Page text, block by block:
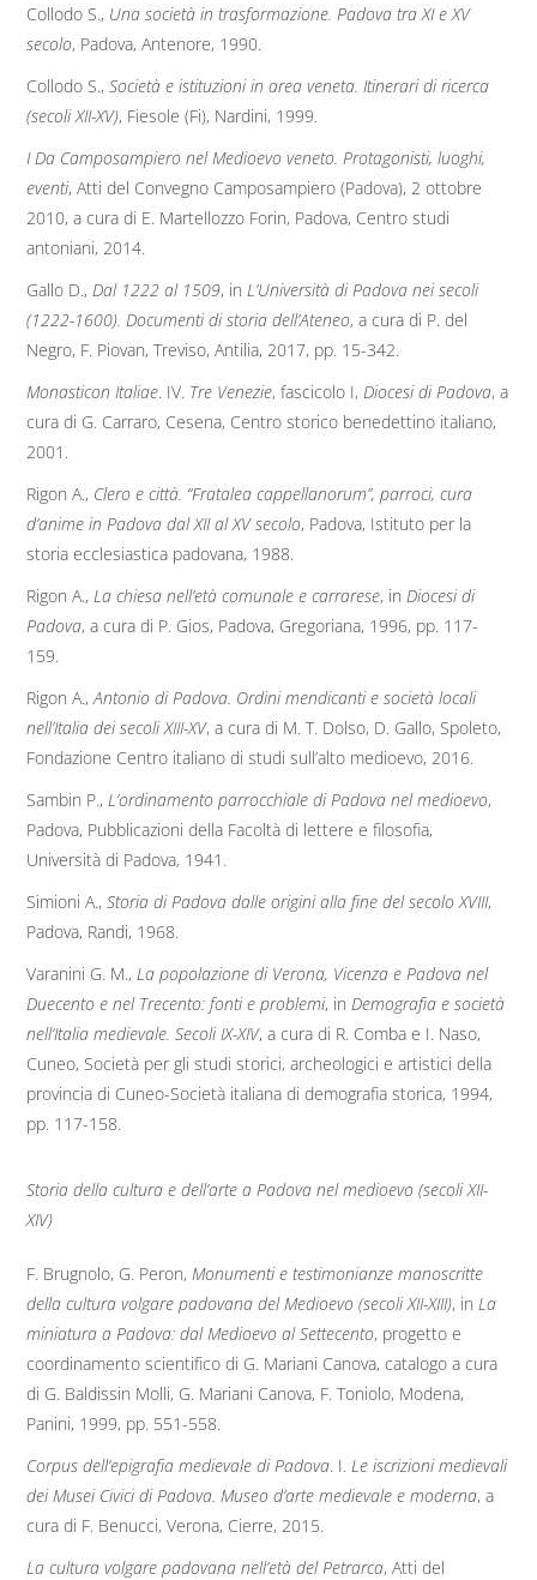
Collodo S., Una società in trasformazione. Padova tra XI e XV
secolo, Padova, Antenore, 1990.
Collodo S., Società e istituzioni in area veneta. Itinerari di ricerca
(secoli XII-XV), Fiesole (Fi), Nardini, 1999.
I Da Camposampiero nel Medioevo veneto. Protagonisti, luoghi,
eventi, Atti del Convegno Camposampiero (Padova), 2 ottobre
2010, a cura di E. Martellozzo Forin, Padova, Centro studi
antoniani, 2014.
Gallo D., Dal 1222 al 1509, in L’Università di Padova nei secoli
(1222-1600). Documenti di storia dell’Ateneo, a cura di P. del
Negro, F. Piovan, Treviso, Antilia, 2017, pp. 15-342.
Monasticon Italiae. IV. Tre Venezie, fascicolo I, Diocesi di Padova, a
cura di G. Carraro, Cesena, Centro storico benedettino italiano,
2001.
Rigon A., Clero e città. “Fratalea cappellanorum”, parroci, cura
d’anime in Padova dal XII al XV secolo, Padova, Istituto per la
storia ecclesiastica padovana, 1988.
Rigon A., La chiesa nell’età comunale e carrarese, in Diocesi di
Padova, a cura di P. Gios, Padova, Gregoriana, 1996, pp. 117-
159.
Rigon A.,Antonio di Padova. Ordini mendicanti e società locali
nell’Italia dei secoli XIII-XV, a cura di M. T. Dolso, D. Gallo, Spoleto,
Fondazione Centro italiano di studi sull’alto medioevo, 2016.
Sambin P., L’ordinamento parrocchiale di Padova nel medioevo,
Padova, Pubblicazioni della Facoltà di lettere e filosofia,
Università di Padova, 1941.
Simioni A., Storia di Padova dalle origini alla fine del secolo XVIII,
Padova, Randi, 1968.
Varanini G. M., La popolazione di Verona, Vicenza e Padova nel
Duecento e nel Trecento: fonti e problemi, in Demografia e società
nell’Italia medievale. Secoli IX-XIV, a cura di R. Comba e I. Naso,
Cuneo, Società per gli studi storici, archeologici e artistici della
provincia di Cuneo-Società italiana di demografia storica, 1994,
pp. 117-158.
Storia della cultura e dell’arte a Padova nel medioevo (secoli XII-
XIV)
F. Brugnolo, G. Peron, Monumenti e testimonianze manoscritte
della cultura volgare padovana del Medioevo (secoli XII-XIII), in La
miniatura a Padova: dal Medioevo al Settecento, progetto e
coordinamento scientifico di G. Mariani Canova, catalogo a cura
di G. Baldissin Molli, G. Mariani Canova, F. Toniolo, Modena,
Panini, 1999, pp. 551-558.
Corpus dell’epigrafia medievale di Padova. I. Le iscrizioni medievali
dei Musei Civici di Padova. Museo d’arte medievale e moderna, a
cura di F. Benucci, Verona, Cierre, 2015.
La cultura volgare padovana nell’età del Petrarca, Atti del